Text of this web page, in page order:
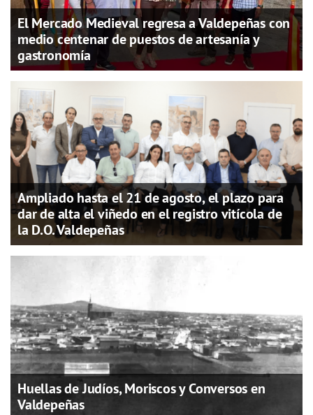
El Mercado Medieval regresa a Valdepeñas con
medio centenar de puestos de artesanía y
gastronomía
Ampliado hasta el 21 de agosto, el plazo para
dar de alta el viñedo en el registro vitícola de
la D.O. Valdepeñas
Huellas de Judíos, Moriscos y Conversos en
Valdepeñas